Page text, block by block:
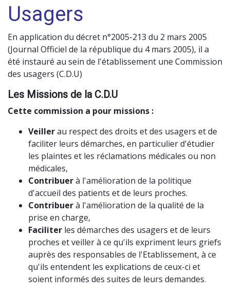
Hospitalisation - Droits du Patient
Promotion de la Santé
Nous Rejoindre
Nous Soutenir
Usagers
En application du décret n°2005-213 du 2 mars 2005
(Journal Officiel de la république du 4 mars 2005), il a
été instauré au sein de l'établissement une Commission
des usagers (C.D.U)
Les Missions de la C.D.U
Cette commission a pour missions :
Veillerau respect des droits et des usagers et de
faciliter leurs démarches, en particulier d'étudier
les plaintes et les réclamations médicales ou non
médicales,
Contribuerà l'amélioration de la politique
d'accueil des patients et de leurs proches.
Contribuerà l'amélioration de la qualité de la
prise en charge,
Faciliter les démarches des usagers et de leurs
proches et veiller à ce qu'ils expriment leurs griefs
auprès des responsables de l'Etablissement, à ce
qu'ils entendent les explications de ceux-ci et
soient informés des suites de leurs demandes.